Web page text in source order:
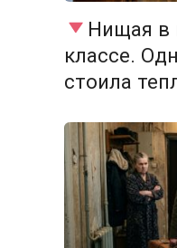
Нищая в
классе.
стоила